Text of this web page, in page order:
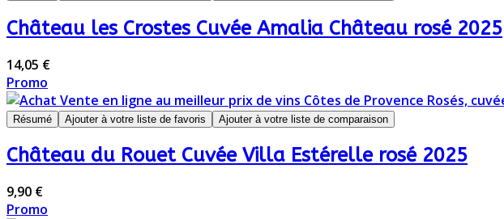
Château les Crostes Cuvée Amalia Château rosé 2025
14,05 €
Promo
Résumé Ajouter à votre liste de favoris Ajouter à votre liste de comparaison
Château du Rouet Cuvée Villa Estérelle rosé 2025
9,90 €
Promo